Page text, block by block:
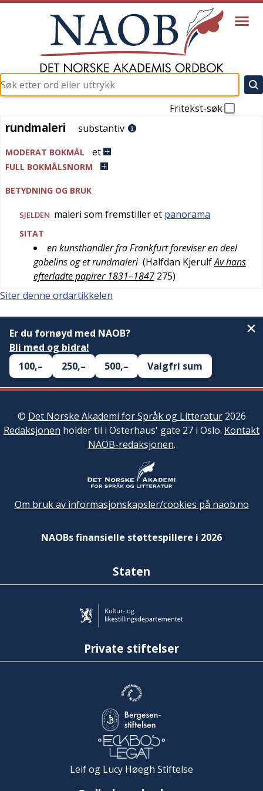
Fritekst-søk
rundmaleri
rundmaleri substantiv
MODERAT BOKMÅL et
FULL BOKMÅLSNORM
BETYDNING OG BRUK
SJELDEN maleri som fremstiller et panorama
SITAT
en kunsthandler fra Frankfurt foreviser en deel
gobelins og et rundmaleri (Halfdan KjerulfAv hans
efterladte papirer 1831–1847 275)
Siter denne ordartikkelen
Er du fornøyd med NAOB?
Bli med og bidra!
100,–
250,– 500,– Valgfri sum
© Det Norske Akademi for Språk og Litteratur2026
Redaksjonen holder til i Osterhaus' gate 27 i Oslo. Kontakt
NAOB-redaksjonen.
Om bruk av informasjonskapsler/cookies på naob.no
NAOBs finansielle støttespillere i 2026
Staten
Private stiftelser
Leif og Lucy Høegh Stiftelse